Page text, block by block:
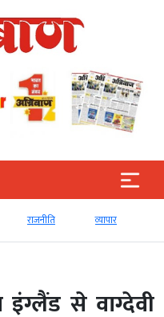
राजनीति व्‍यापार
से वाग्देवी